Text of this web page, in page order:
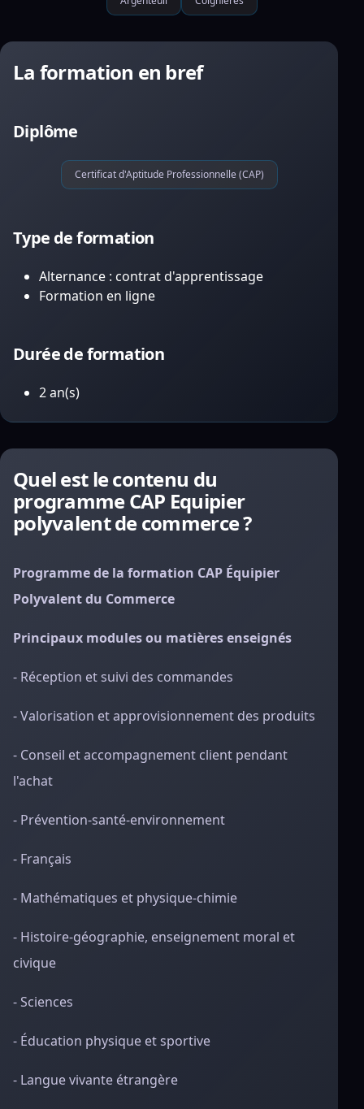
La formation en bref
Diplôme
Certificat d'Aptitude Professionnelle (CAP)
Type de formation
Alternance : contrat d'apprentissage
Formation en ligne
Durée de formation
2 an(s)
Quel est le contenu du
programme CAP Equipier
polyvalent de commerce ?
Programme de la formation CAP Équipier
Polyvalent du Commerce
Principaux modules ou matières enseignés
- Réception et suivi des commandes
- Valorisation et approvisionnement des produits
- Conseil et accompagnement client pendant
l'achat
- Prévention-santé-environnement
- Français
- Mathématiques et physique-chimie
- Histoire-géographie, enseignement moral et
civique
- Sciences
- Éducation physique et sportive
- Langue vivante étrangère